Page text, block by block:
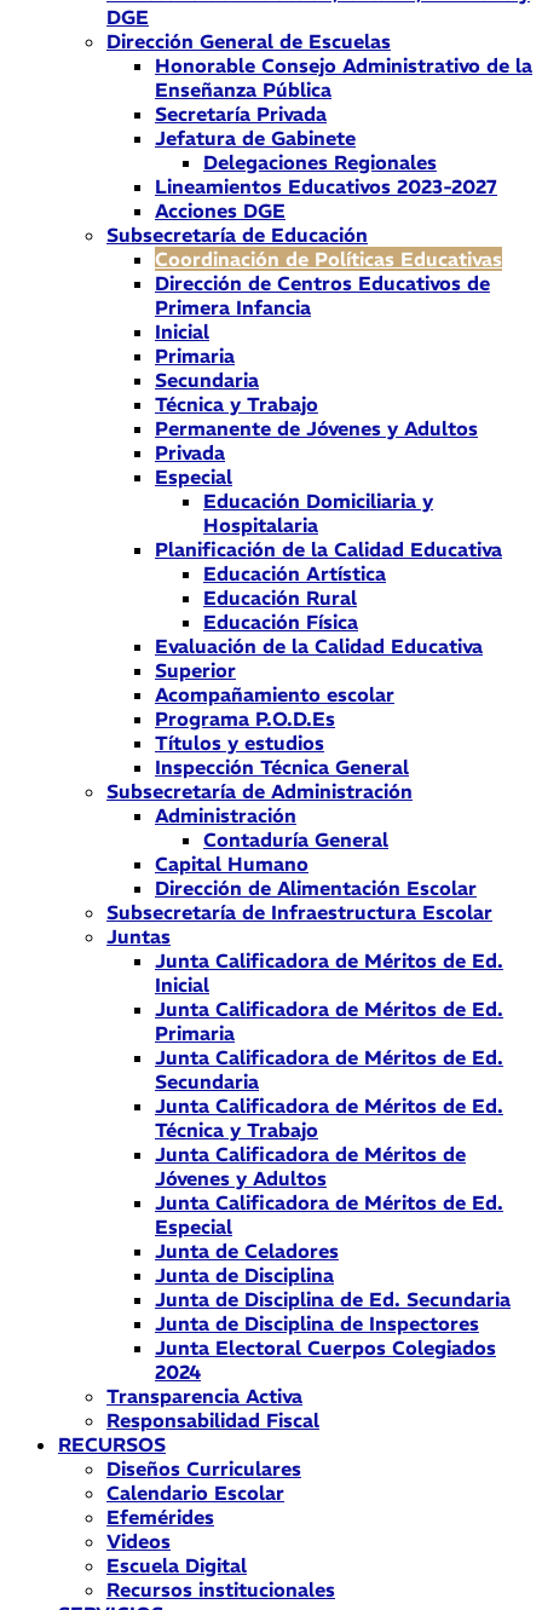
DGE
Dirección General de Escuelas
Honorable Consejo Administrativo de la
Enseñanza Pública
Secretaría Privada
Jefatura de Gabinete
Delegaciones Regionales
Lineamientos Educativos 2023-2027
Acciones DGE
Subsecretaría de Educación
Coordinación de Políticas Educativas
Dirección de Centros Educativos de
Primera Infancia
Inicial
Primaria
Secundaria
Técnica y Trabajo
Permanente de Jóvenes y Adultos
Privada
Especial
Educación Domiciliaria y
Hospitalaria
Planificación de la Calidad Educativa
Educación Artística
Educación Rural
Educación Física
Evaluación de la Calidad Educativa
Superior
Acompañamiento escolar
Programa P.O.D.Es
Títulos y estudios
Inspección Técnica General
Subsecretaría de Administración
Administración
Contaduría General
Capital Humano
Dirección de Alimentación Escolar
Subsecretaría de Infraestructura Escolar
Juntas
Junta Calificadora de Méritos de Ed.
Inicial
Junta Calificadora de Méritos de Ed.
Primaria
Junta Calificadora de Méritos de Ed.
Secundaria
Junta Calificadora de Méritos de Ed.
Técnica y Trabajo
Junta Calificadora de Méritos de
Jóvenes y Adultos
Junta Calificadora de Méritos de Ed.
Especial
Junta de Celadores
Junta de Disciplina
Junta de Disciplina de Ed. Secundaria
Junta de Disciplina de Inspectores
Junta Electoral Cuerpos Colegiados
2024
Transparencia Activa
Responsabilidad Fiscal
RECURSOS
Diseños Curriculares
Calendario Escolar
Efemérides
Videos
Escuela Digital
Recursos institucionales